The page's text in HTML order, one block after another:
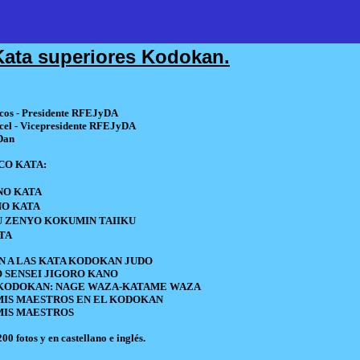
superiores Kodokan.
- Presidente RFEJyDA
- Vicepresidente RFEJyDA
KATA:
KATA
KATA
ZENYO KOKUMIN TAIIKU
A LAS KATA KODOKAN JUDO
SENSEI JIGORO KANO
NAGE WAZA-KATAME WAZA
MAESTROS EN EL KODOKAN
MAESTROS
fotos y en castellano e inglés.